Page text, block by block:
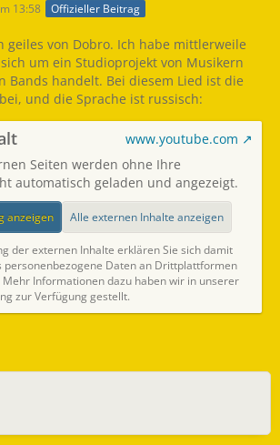
- meine liebe -
13:58 Offizieller Beitrag
geiles von Dobro. Ich habe mittlerweile
um ein Studioprojekt von Musikern
Bands handelt. Bei diesem Lied ist die
und die Sprache ist russisch:
www.youtube.com
Seiten werden ohne Ihre
automatisch geladen und angezeigt.
anzeigen Alle externen Inhalte anzeigen
der externen Inhalte erklären Sie sich damit
personenbezogene Daten an Drittplattformen
Informationen dazu haben wir in unserer
zur Verfügung gestellt.